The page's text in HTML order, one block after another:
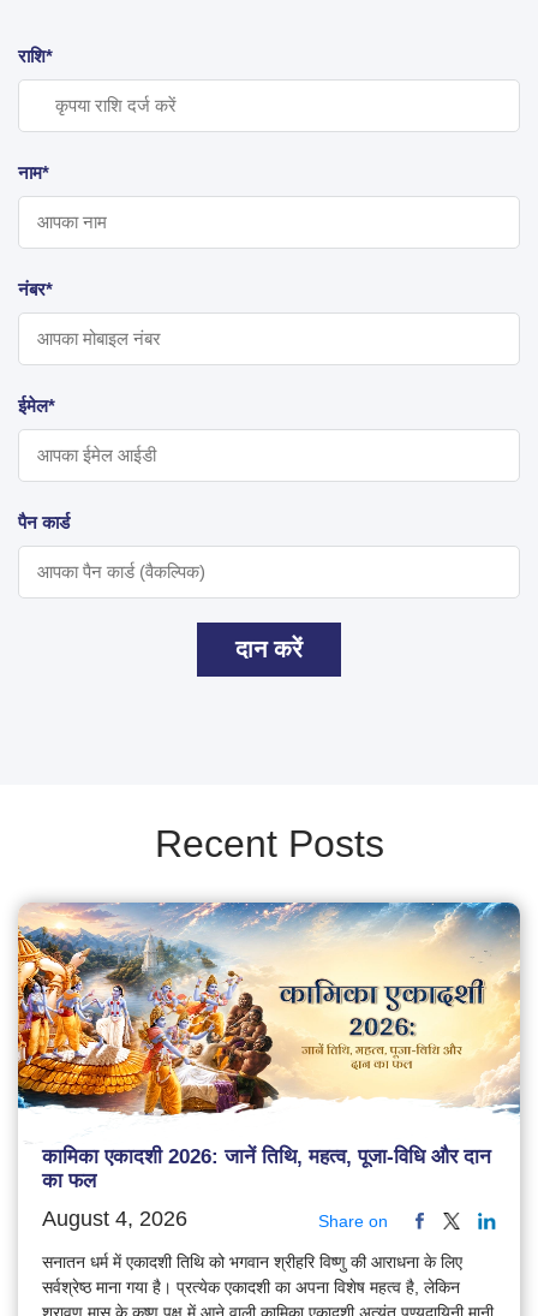
राशि*
नाम*
नंबर*
ईमेल*
पैन कार्ड
दान करें
Recent Posts
कामिका एकादशी 2026: जानें तिथि, महत्व, पूजा-विधि और दान
का फल
August 4, 2026 Share on
सनातन धर्म में एकादशी तिथि को भगवान श्रीहरि विष्णु की आराधना के लिए
सर्वश्रेष्ठ माना गया है। प्रत्येक एकादशी का अपना विशेष महत्व है, लेकिन